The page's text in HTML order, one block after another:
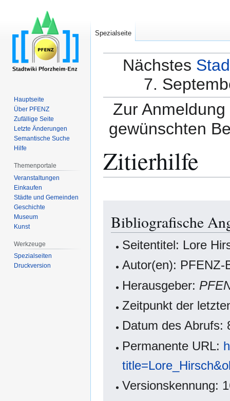
Nächstes
7.
Zur
gewünschten
Zitierhilfe
Navigation
springen
Suche
springen
Bibliografische
Seitentitel: Lore
Autor(en): PFENZ-
Herausgeber:
Zeitpunkt der
Datum des Abrufs:
Permanente URL:
Versionskennung:
Spezialseite
Hauptseite
Über PFENZ
Zufällige Seite
Letzte Änderungen
Semantische Suche
Hilfe
Themenportale
Veranstaltungen
Einkaufen
Städte und Gemeinden
Geschichte
Museum
Kunst
Werkzeuge
Spezialseiten
Druckversion